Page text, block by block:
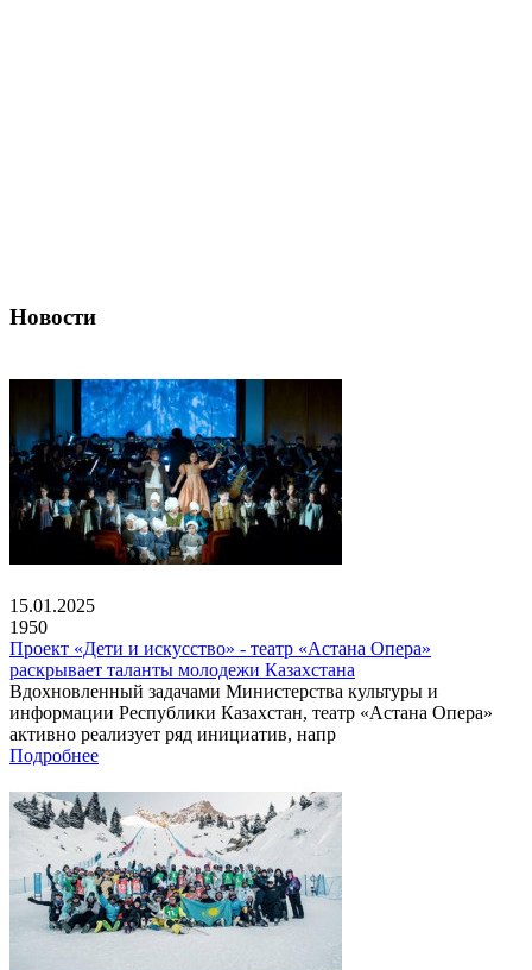
Новости
15.01.2025
1950
Проект «Дети и искусство» - театр «Астана Опера»
раскрывает таланты молодежи Казахстана
Вдохновленный задачами Министерства культуры и
информации Республики Казахстан, театр «Астана Опера»
активно реализует ряд инициатив, напр
Подробнее